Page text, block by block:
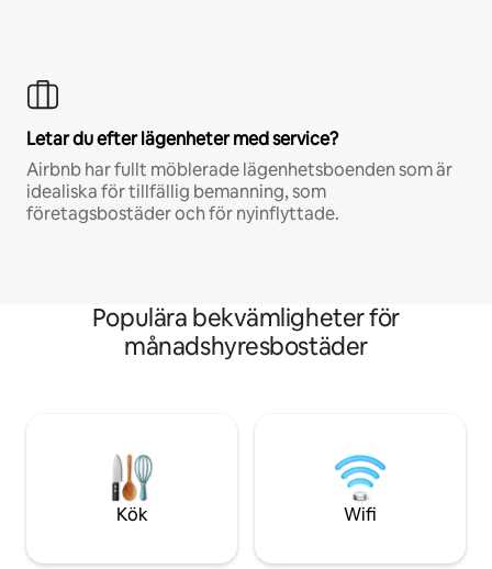
Letar du efter lägenheter med service?
Airbnb har fullt möblerade lägenhetsboenden som är
idealiska för tillfällig bemanning, som
företagsbostäder och för nyinflyttade.
Populära bekvämligheter för
månadshyresbostäder
Kök Wifi